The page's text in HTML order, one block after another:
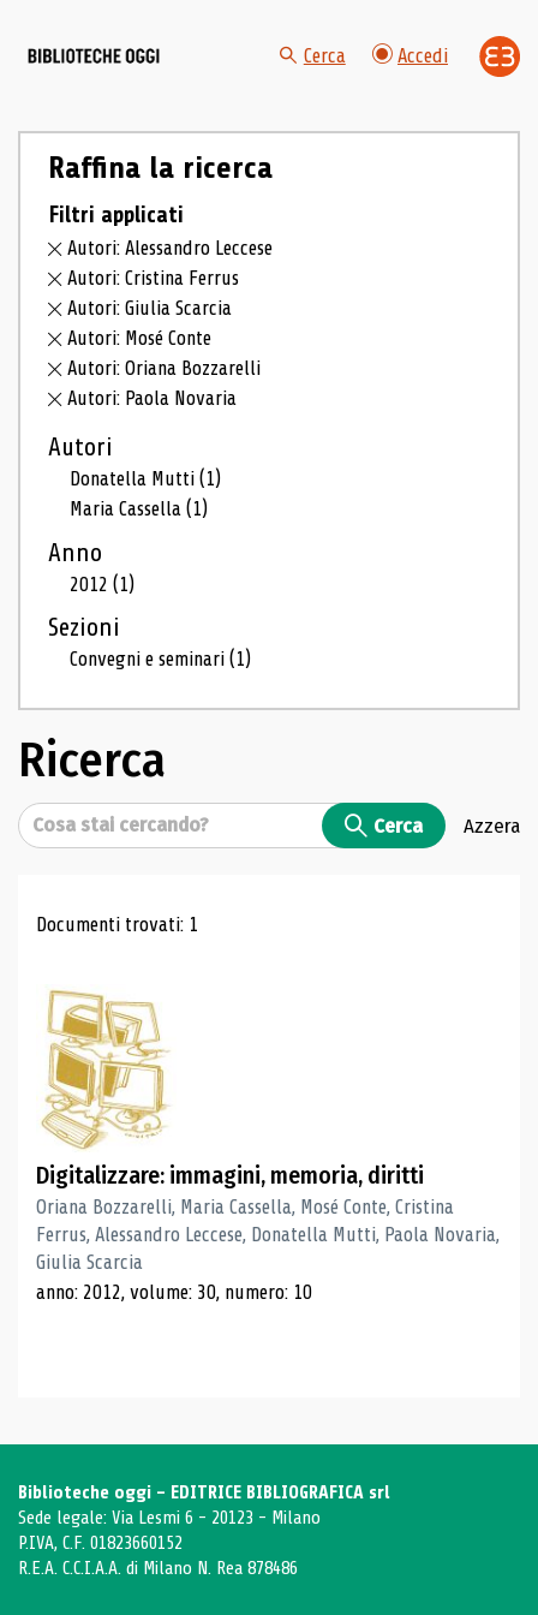
Cerca Accedi
Raffina la ricerca
Filtri applicati
Autori: Alessandro Leccese
Autori: Cristina Ferrus
Autori: Giulia Scarcia
Autori: Mosé Conte
Autori: Oriana Bozzarelli
Autori: Paola Novaria
Autori
Donatella Mutti(1)
Maria Cassella(1)
Anno
2012(1)
Sezioni
Convegni e seminari(1)
Ricerca
Cerca Cerca Azzera
Risultati di ricerca
Documenti trovati: 1
Digitalizzare: immagini, memoria, diritti
Oriana Bozzarelli, Maria Cassella, Mosé Conte, Cristina
Ferrus, Alessandro Leccese, Donatella Mutti, Paola Novaria,
Giulia Scarcia
anno: 2012, volume: 30, numero: 10
Biblioteche oggi - EDITRICE BIBLIOGRAFICA srl
Sede legale: Via Lesmi 6 - 20123 - Milano
P.IVA, C.F. 01823660152
R.E.A. C.C.I.A.A. di Milano N. Rea 878486